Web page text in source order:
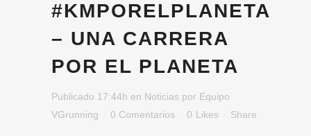
#KMPORELPLANETA
– UNA CARRERA
POR EL PLANETA
Publicado 17:44h en Noticias por Equipo
VGrunning
0 Comentarios 0 Likes Share